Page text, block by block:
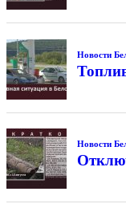
Новости
Новости